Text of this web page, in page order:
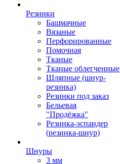
Резинки
Башмачные
Вязаные
Перфорированные
Помочная
Тканые
Тканые облегченные
Шляпные (шнур-
резинка)
Резинки под заказ
Бельевая
"Продёжка"
Резинка-эспандер
(резинка-шнур)
Шнуры
3 мм